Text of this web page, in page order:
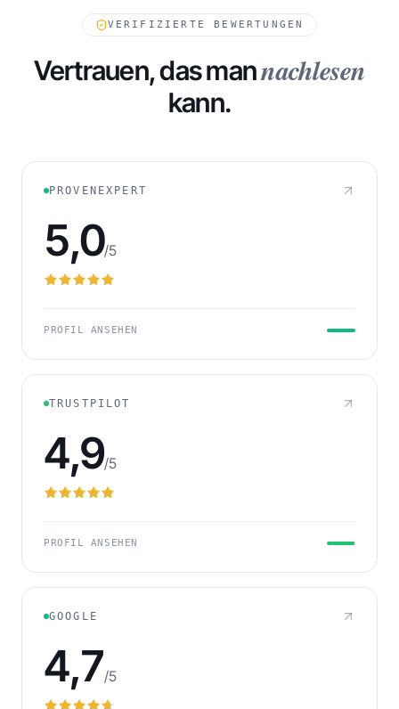
FORDERUNGEN IN WARTESTELLUNG
VERIFIZIERTE BEWERTUNGEN
Vertrauen, das mannachlesen
kann.
PROVENEXPERT
5,0/5
PROFIL ANSEHEN
TRUSTPILOT
4,9/5
PROFIL ANSEHEN
GOOGLE
4,7/5